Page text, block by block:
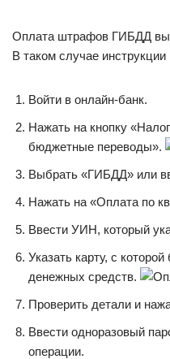
Оплата штрафов ГИБДД
В таком случае инструкции
Войти в онлайн-банк.
Нажать на кнопку
бюджетные переводы».
Выбрать «ГИБДД» или
Нажать на «Оплата по
Ввести УИН, который
Указать карту, с
денежных средств.
Проверить детали и
Ввести одноразовый
операции.